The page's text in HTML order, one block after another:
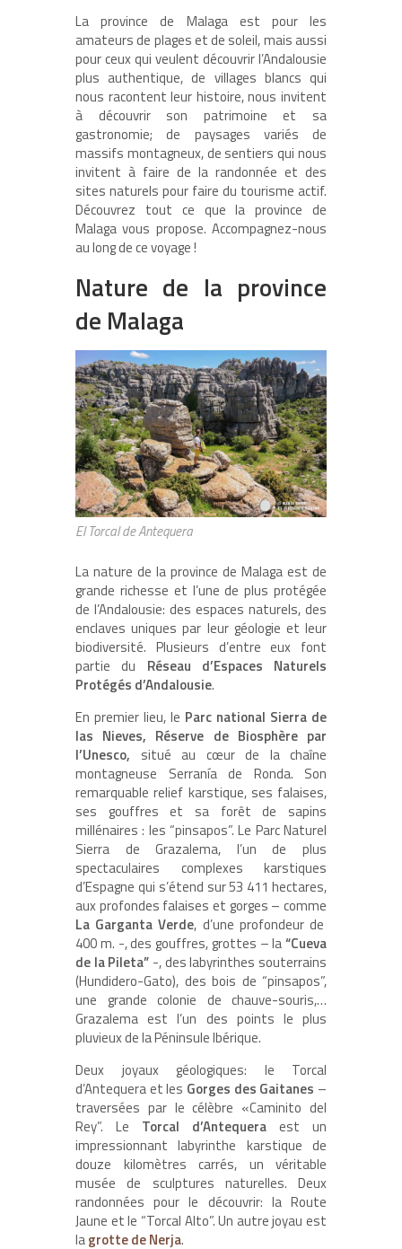
La province de Malaga est pour les
amateurs de plages et de soleil, mais aussi
pour ceux qui veulent découvrir l’Andalousie
plus authentique, de villages blancs qui
nous racontent leur histoire, nous invitent
à découvrir son patrimoine et sa
gastronomie; de paysages variés de
massifs montagneux, de sentiers qui nous
invitent à faire de la randonnée et des
sites naturels pour faire du tourisme actif.
Découvrez tout ce que la province de
Malaga vous propose. Accompagnez-nous
au long de ce voyage !
Nature de la province
de Malaga
El Torcal de Antequera
La nature de la province de Malaga est de
grande richesse et l’une de plus protégée
de l’Andalousie: des espaces naturels, des
enclaves uniques par leur géologie et leur
biodiversité. Plusieurs d’entre eux font
partie du Réseau d’Espaces Naturels
Protégés d’Andalousie.
En premier lieu, le Parc national Sierra de
las Nieves, Réserve de Biosphère par
l’Unesco, situé au cœur de la chaîne
montagneuse Serranía de Ronda. Son
remarquable relief karstique, ses falaises,
ses gouffres et sa forêt de sapins
millénaires : les “pinsapos”. Le Parc Naturel
Sierra de Grazalema, l’un de plus
spectaculaires complexes karstiques
d’Espagne qui s’étend sur 53 411 hectares,
aux profondes falaises et gorges – comme
La Garganta Verde, d’une profondeur de
400 m. -, des gouffres, grottes – la“Cueva
de la Pileta” -, des labyrinthes souterrains
(Hundidero-Gato), des bois de “pinsapos”,
une grande colonie de chauve-souris,…
Grazalema est l’un des points le plus
pluvieux de la Péninsule Ibérique.
Deux joyaux géologiques: le Torcal
d’Antequera et les Gorges des Gaitanes –
traversées par le célèbre «Caminito del
Rey”. Le Torcal d’Antequera est un
impressionnant labyrinthe karstique de
douze kilomètres carrés, un véritable
musée de sculptures naturelles. Deux
randonnées pour le découvrir: la Route
Jaune et le “Torcal Alto”. Un autre joyau est
lagrotte de Nerja.